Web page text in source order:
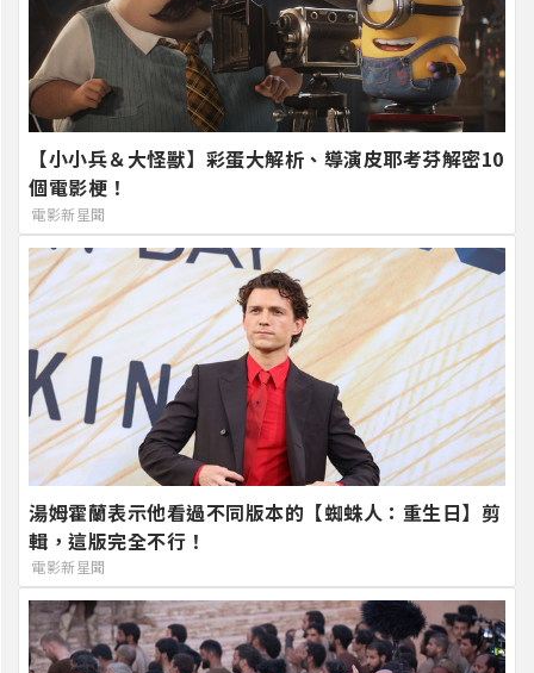
【小小兵＆大怪獸】彩蛋大解析、導演皮耶考芬解密10
個電影梗！
電影新星聞
湯姆霍蘭表示他看過不同版本的【蜘蛛人：重生日】剪
輯，這版完全不行！
電影新星聞